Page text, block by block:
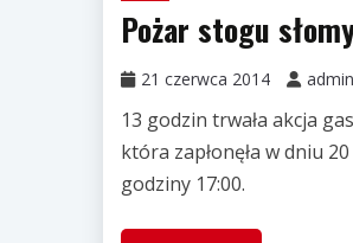
Pożar stogu
21 czerwca 2014 admin
13 godzin trwała akcja
która zapłonęła w dniu
godziny 17:00.